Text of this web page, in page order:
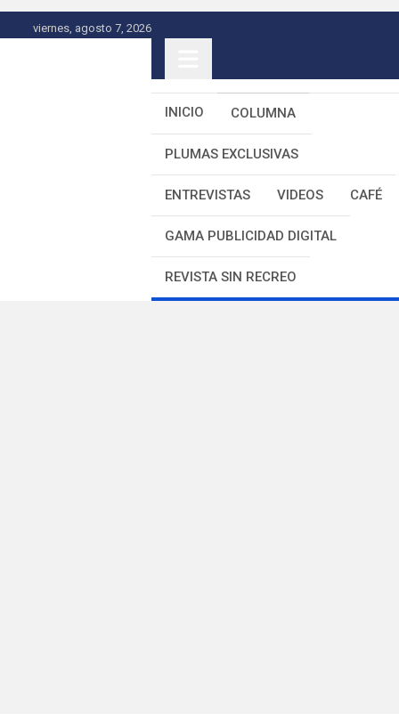
to
viernes, agosto 7, 2026
INICIO COLUMNA
PLUMAS EXCLUSIVAS
ENTREVISTAS VIDEOS CAFÉ
GAMA PUBLICIDAD DIGITAL
REVISTA SIN RECREO